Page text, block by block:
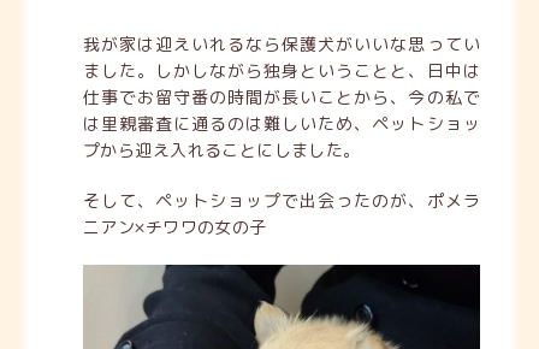
我が家は迎えいれるなら保護犬がいいな思ってい
ました。しかしながら独身ということと、日中は
仕事でお留守番の時間が長いことから、今の私で
は里親審査に通るのは難しいため、ペットショッ
プから迎え入れることにしました。
そして、ペットショップで出会ったのが、ポメラ
ニアン×チワワの女の子